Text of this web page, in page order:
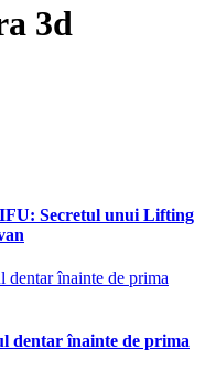
3d
Secretul unui Lifting
dentar înainte de prima